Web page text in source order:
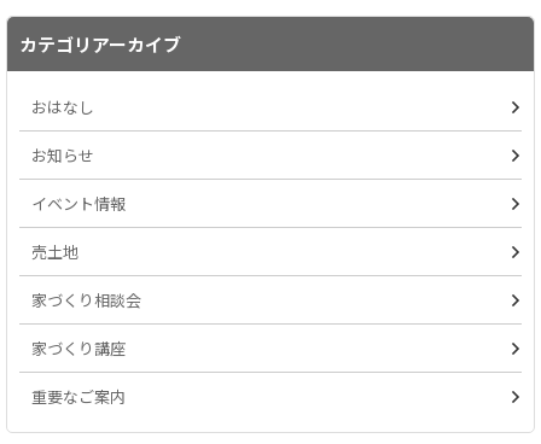
カテゴリアーカイブ
おはなし
お知らせ
イベント情報
売土地
家づくり相談会
家づくり講座
重要なご案内